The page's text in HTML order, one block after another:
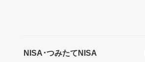
NISA･つみたてNISA